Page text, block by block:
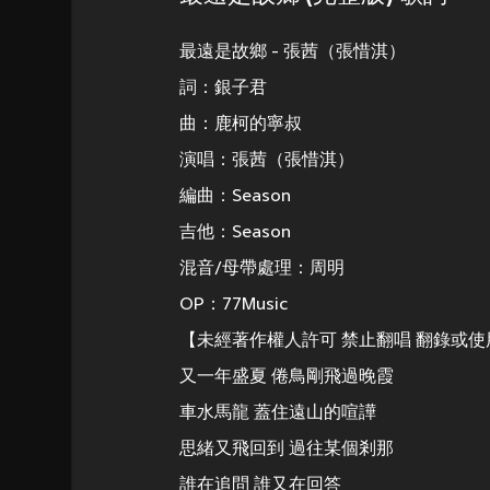
最遠是故鄉 - 張茜（張惜淇）
詞：銀子君
曲：鹿柯的寧叔
演唱：張茜（張惜淇）
編曲：Season
吉他：Season
混音/母帶處理：周明
OP：77Music
【未經著作權人許可 禁止翻唱 翻錄或
又一年盛夏 倦鳥剛飛過晚霞
車水馬龍 蓋住遠山的喧譁
思緒又飛回到 過往某個剎那
誰在追問 誰又在回答